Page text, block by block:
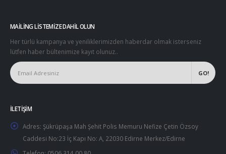
MAILING LISTEMIZE DAHIL OLUN
Her türlü kampanya ve yeniliklerimizden haberdar olmak isterseniz
lütfen haber bültenimize kayıt olunuz..
İLETIŞIM
Adres: Şükrüpaşa Mah Şehit Polis Memuru Nefize Çetin Özsoy
Caddesi No:23 İç Kapı No: A, 22030 Edirne Merkez/Edirne